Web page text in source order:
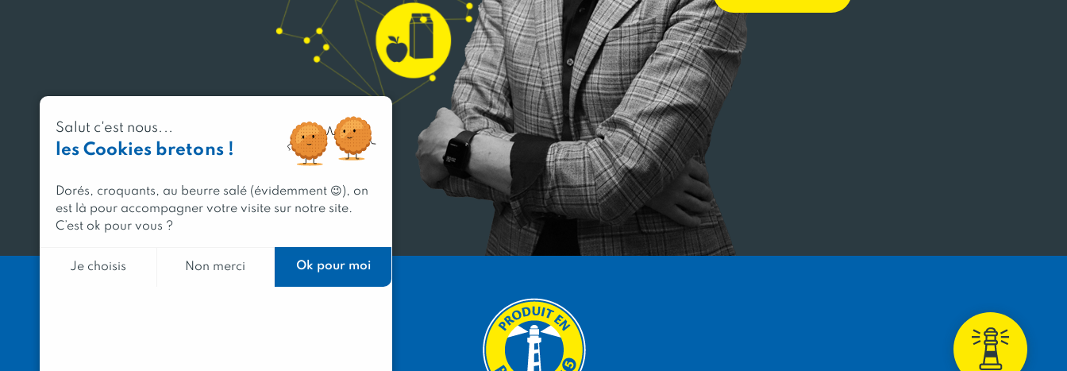
Salut c'est nous...
les Cookies bretons !
Dorés, croquants, au beurre salé (évidemment 😉), on
est là pour accompagner votre visite sur notre site.
C’est ok pour vous ?
Je choisis Non merci Ok pour moi